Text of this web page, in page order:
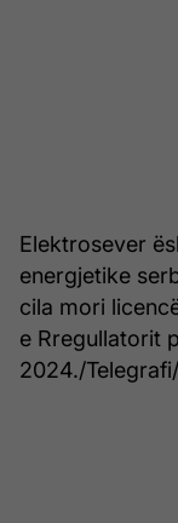
Elektrosever
energjetike
cila mori
e Rregullatorit
2024./Telegrafi/